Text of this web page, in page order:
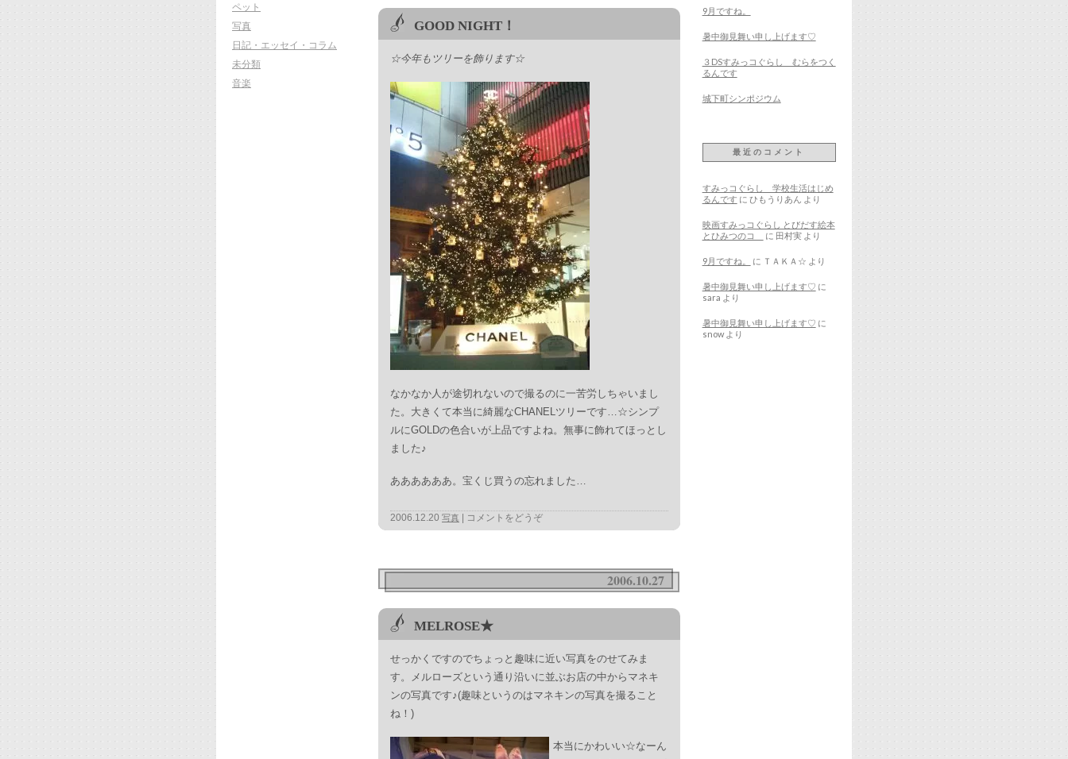
GOOD NIGHT！
☆今年もツリーを飾ります☆
なかなか人が途切れないので撮るのに一苦労しちゃいまし
た。大きくて本当に綺麗なCHANELツリーです…☆シンプ
ルにGOLDの色合いが上品ですよね。無事に飾れてほっとし
ました♪
ああああああ。宝くじ買うの忘れました…
2006.12.20 写真 コメントをどうぞ
2006.10.27
MELROSE★
せっかくですのでちょっと趣味に近い写真をのせてみま
す。メルローズという通り沿いに並ぶお店の中からマネキ
ンの写真です♪(趣味というのはマネキンの写真を撮ること
ね！)
本当にかわいい☆なーん
9月ですね。
暑中御見舞い申し上げます♡
３DSすみっコぐらし むらをつく
るんです
城下町シンポジウム
最近のコメント
すみっコぐらし 学校生活はじめ
るんです に ひもうりあん より
映画すみっコぐらし とびだす絵本
とひみつのコ
に 田村実より
9月ですね。 に ＴＡＫＡ☆ より
暑中御見舞い申し上げます♡ に
sara より
暑中御見舞い申し上げます♡ に
snowより
ペット
写真
日記・エッセイ・コラム
未分類
音楽